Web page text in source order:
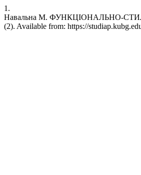
1.
Навальна М. ФУНКЦІОНАЛЬНО-
(2). Available from: https://